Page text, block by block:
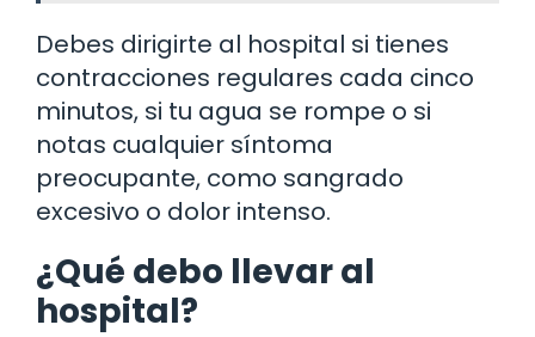
Debes dirigirte al hospital si tienes
contracciones regulares cada cinco
minutos, si tu agua se rompe o si
notas cualquier síntoma
preocupante, como sangrado
excesivo o dolor intenso.
¿Qué debo llevar al
hospital?